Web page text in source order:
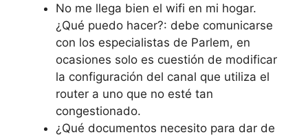
No me llega bien el wifi en mi hogar.
¿Qué puedo hacer?: debe comunicarse
con los especialistas de Parlem, en
ocasiones solo es cuestión de modificar
la configuración del canal que utiliza el
router a uno que no esté tan
congestionado.
¿Qué documentos necesito para dar de